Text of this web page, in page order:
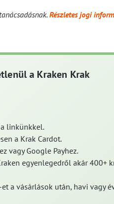
Részletes jogi
a Kraken Krak
linkünkkel.
a Krak Cardot.
vagy Google Payhez.
egyenlegedről akár 400+
a vásárlások után, havi vagy